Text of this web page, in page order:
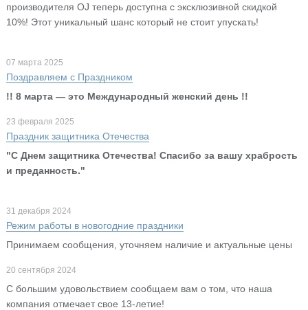
производителя OJ теперь доступна с эксклюзивной скидкой
10%! Этот уникальный шанс который не стоит упускать!
07 марта 2025
Поздравляем с Праздником
!! 8 марта — это Международный женский день !!
23 февраля 2025
Праздник защитника Отечества
"С Днем защитника Отечества! Спасибо за вашу храбрость
и преданность."
31 декабря 2024
Режим работы в новогодние праздники
Принимаем сообщения, уточняем наличие и актуальные цены
20 сентября 2024
С большим удовольствием сообщаем вам о том, что наша
компания отмечает свое 13-летие!